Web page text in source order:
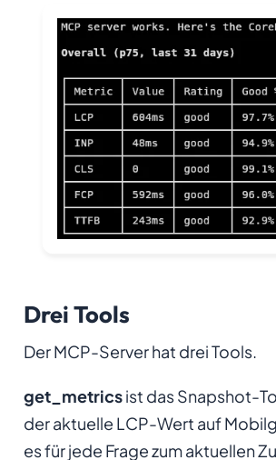
Drei Tools
Der MCP-Server hat drei Tools.
get_metricsist das Snapshot-
der aktuelle LCP-Wert auf
es für jede Frage zum aktuellen